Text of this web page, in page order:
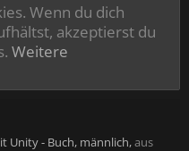
Wenn du dich
akzeptierst du
Weitere
Unity - Buch, männlich,aus